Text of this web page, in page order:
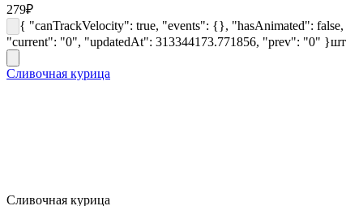
279₽
{ "canTrackVelocity": true, "events": {}, "hasAnimated": false,
"current": "0", "updatedAt": 313344173.771856, "prev": "0" }шт
Сливочная курица
Сливочная курица